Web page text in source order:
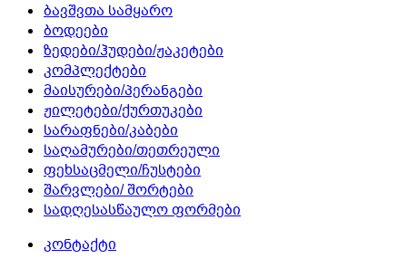
ბავშვთა სამყარო
ბოდეები
ზედები/ჰუდები/ჟაკეტები
კომპლექტები
მაისურები/პერანგები
ჟილეტები/ქურთუკები
სარაფნები/კაბები
საღამურები/თეთრეული
ფეხსაცმელი/ჩუსტები
შარვლები/ შორტები
სადღესასწაულო ფორმები
კონტაქტი